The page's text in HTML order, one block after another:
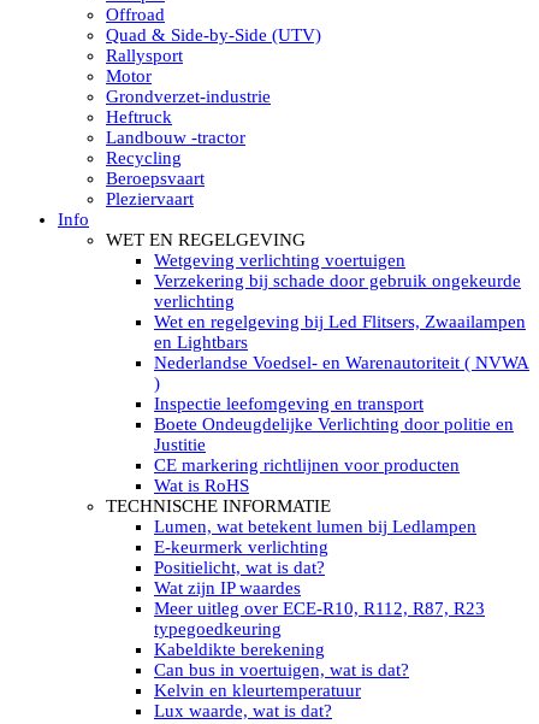
Led werklamp ovaal
Led werklamp kleur wit
Combinatie LED werklampen
Led achteruitrijverlichting
Led onderbouw achteruitrijlamp
Led werklamp industrieel
Led veiligheidsverlichting
Led werklamp tractor
Led werklamp ADR
Led werklamp drukwaterdicht IP69K
Led werklampen assortiment Tralert
Led breedstralers Lazer
Led werklampen in Subcategorieën
LED WERKVERLICHTING
LED’s work werklamp met accu
LED’s work werklamp portable 220V
LED’s work werklamp Hybride
Led lichtslang 220 Volt
LED’s work werklamp met statief 220V
LED’s light PRO schijnwerpers 220V
LED High Bay verlichting 220V
Subcategorieën Led werkverlichting
LED SIGNALISATIE
Led Flitsers
Werkverlichting met Led flitsers
Led zwaailampbalk
Led Multi zwaailampbalk
Led flitsbalk compact
Traffic Advisors
Led zwaailicht
Accessoires signalering
Led signalisatie in Subcategorieën
LED KOPLAMPEN GEKEURD
Led koplampen inbouw
Offroad
Quad & Side-by-Side (UTV)
Rallysport
Motor
Grondverzet-industrie
Heftruck
Landbouw -tractor
Recycling
Beroepsvaart
Pleziervaart
Info
WET EN REGELGEVING
Wetgeving verlichting voertuigen
Verzekering bij schade door gebruik ongekeurde
verlichting
Wet en regelgeving bij Led Flitsers, Zwaailampen
en Lightbars
Nederlandse Voedsel- en Warenautoriteit ( NVWA
)
Inspectie leefomgeving en transport
Boete Ondeugdelijke Verlichting door politie en
Justitie
CE markering richtlijnen voor producten
Wat is RoHS
TECHNISCHE INFORMATIE
Lumen, wat betekent lumen bij Ledlampen
E-keurmerk verlichting
Positielicht, wat is dat?
Wat zijn IP waardes
Meer uitleg over ECE-R10, R112, R87, R23
typegoedkeuring
Kabeldikte berekening
Can bus in voertuigen, wat is dat?
Kelvin en kleurtemperatuur
Lux waarde, wat is dat?